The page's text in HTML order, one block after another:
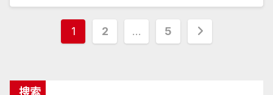
文
1 2 … 5